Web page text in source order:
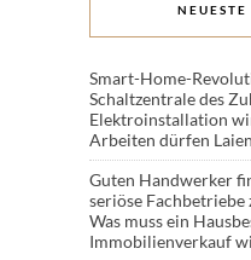
Smart-Home-
Schaltzentrale des
Elektroinstallation
Arbeiten dürfen
Guten Handwerker
seriöse Fachbetriebe
Was muss ein
Immobilienverkauf